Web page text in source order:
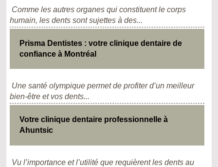
Comme les autres organes qui constituent le corps
humain, les dents sont sujettes à des...
Prisma Dentistes : votre clinique dentaire de
confiance à Montréal
Une santé olympique permet de profiter d’un meilleur
bien-être et vos dents...
Votre clinique dentaire professionnelle à
Ahuntsic
Vu l’importance et l’utilité que requièrent les dents au